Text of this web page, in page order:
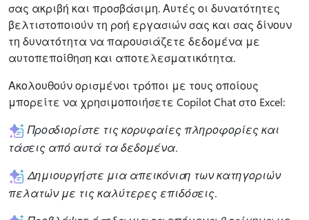
σας ακριβή και προσβάσιμη. Αυτές οι δυνατότητες
βελτιστοποιούν τη ροή εργασιών σας και σας δίνουν
τη δυνατότητα να παρουσιάζετε δεδομένα με
αυτοπεποίθηση και αποτελεσματικότητα.
Ακολουθούν ορισμένοι τρόποι με τους οποίους
μπορείτε να χρησιμοποιήσετε Copilot Chat στο Excel:
Προσδιορίστε τις κορυφαίες πληροφορίες και
τάσεις από αυτά τα δεδομένα.
Δημιουργήστε μια απεικόνιση των κατηγοριών
πελατών με τις καλύτερες επιδόσεις.